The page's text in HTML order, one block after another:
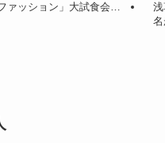
ァッション」大試食会…